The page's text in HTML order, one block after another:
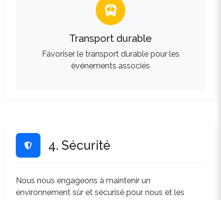
Transport durable
Favoriser le transport durable pour les
événements associés
4. Sécurité
Nous nous engageons à maintenir un
environnement sûr et sécurisé pour nous et les